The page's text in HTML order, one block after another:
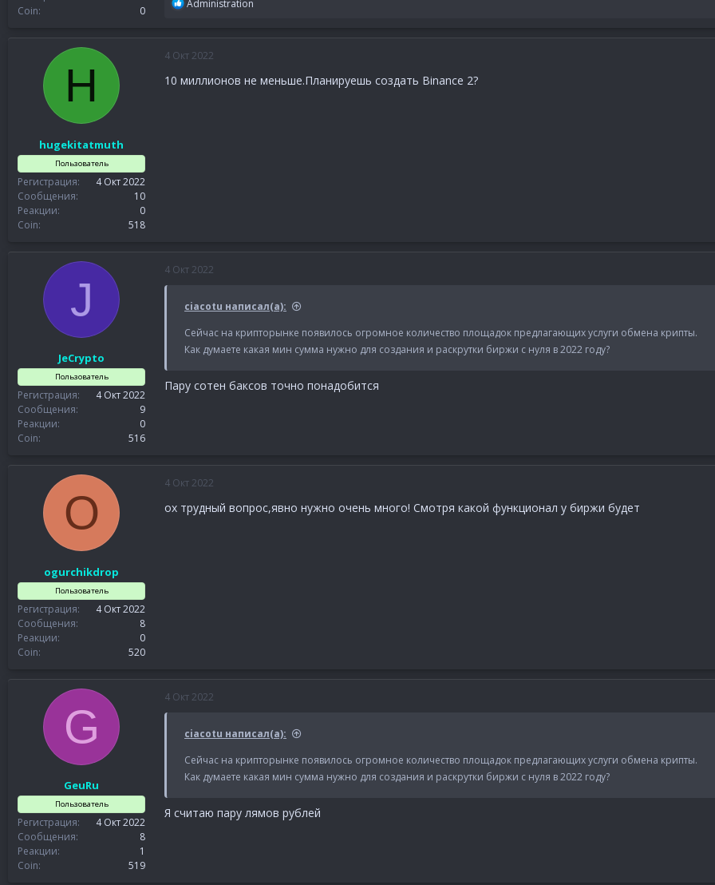
Coin
0
Р
ц
и
Administration
H
hugekitatmuth
Пользователь
Регистрация
4 Окт 2022
Сообщения
10
Реакции
0
Coin
518
4 Окт 2022
10 миллионов не меньше.Планируешь создать Binance 2?
J
JeCrypto
Пользователь
Регистрация
4 Окт 2022
Сообщения
9
Реакции
0
Coin
516
4 Окт 2022
ciacotu написал(а):
Сейчас на крипторынке появилось огромное количество площадок предлагающих услуги обмена крипты.
Как думаете какая мин сумма нужно для создания и раскрутки биржи с нуля в 2022 году?
Пару сотен баксов точно понадобится
O
ogurchikdrop
Пользователь
Регистрация
4 Окт 2022
Сообщения
8
Реакции
0
Coin
520
4 Окт 2022
ох трудный вопрос,явно нужно очень много! Смотря какой функционал у биржи будет
G
GeuRu
Пользователь
Регистрация
4 Окт 2022
Сообщения
8
Реакции
1
Coin
519
4 Окт 2022
ciacotu написал(а):
Сейчас на крипторынке появилось огромное количество площадок предлагающих услуги обмена крипты.
Как думаете какая мин сумма нужно для создания и раскрутки биржи с нуля в 2022 году?
Я считаю пару лямов рублей